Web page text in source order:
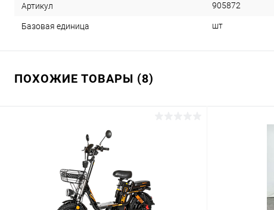
Артикул 905872
Базовая единица шт
ПОХОЖИЕ ТОВАРЫ (8)